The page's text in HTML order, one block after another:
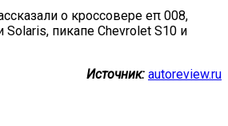
о кроссовере eπ 008,
Solaris, пикапе Chevrolet S10 и
Источник: autoreview.ru